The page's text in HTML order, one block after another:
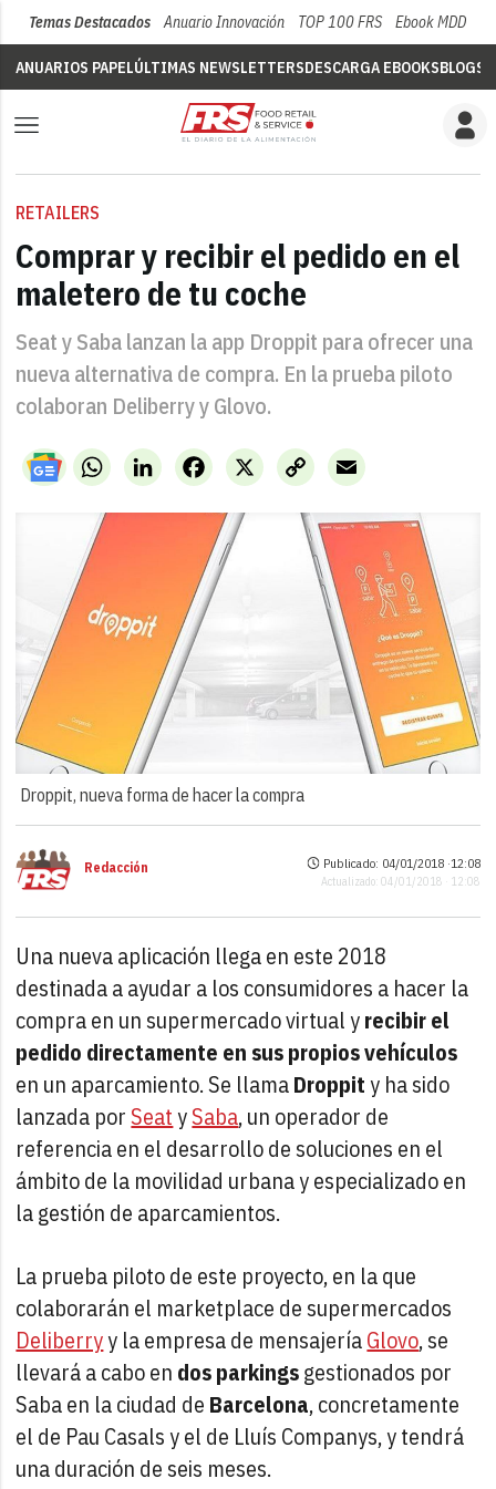
Temas Destacados Anuario Innovación TOP 100 FRS Ebook MDD
ANUARIOS PAPELÚLTIMAS NEWSLETTERSDESCARGA EBOOKSBLOGS
RETAILERS
Comprar y recibir el pedido en el
maletero de tu coche
Seat y Saba lanzan la app Droppit para ofrecer una
nueva alternativa de compra. En la prueba piloto
colaboran Deliberry y Glovo.
WhatsAppLinkedIn X
Facebook
Copy
Link
Email
Droppit, nueva forma de hacer la compra
Redacción Publicado: 04/01/2018 ·12:08
Actualizado: 04/01/2018 · 12:08
Una nueva aplicación llega en este 2018
destinada a ayudar a los consumidores a hacer la
compra en un supermercado virtual yrecibir el
pedido directamente en sus propios vehículos
en un aparcamiento. Se llamaDroppity ha sido
lanzada porSeatySaba, un operador de
referencia en el desarrollo de soluciones en el
ámbito de la movilidad urbana y especializado en
la gestión de aparcamientos.
La prueba piloto de este proyecto, en la que
colaborarán el marketplace de supermercados
Deliberryy la empresa de mensajeríaGlovo, se
llevará a cabo en dos parkingsgestionados por
Saba en la ciudad de Barcelona, concretamente
el de Pau Casals y el de Lluís Companys, y tendrá
una duración de seis meses.